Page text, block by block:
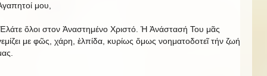
μου,
ὅλοι στον Ἀναστημένο Χριστό. Ἡ Ἀνάστασή Του μᾶς
με φῶς, χάρη, ἐλπίδα, κυρίως ὅμως νοηματοδοτεῖ τήν ζωή